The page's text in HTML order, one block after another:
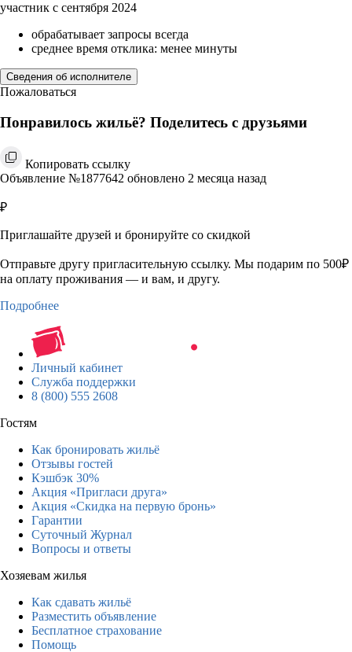
участник с сентября 2024
обрабатывает запросы всегда
среднее время отклика: менее минуты
Сведения об исполнителе
Пожаловаться
Понравилось жильё? Поделитесь с друзьями
Копировать ссылку
Объявление №1877642 обновлено 2 месяца назад
₽
Приглашайте друзей и бронируйте со скидкой
Отправьте другу пригласительную ссылку. Мы подарим по 500₽
на оплату проживания — и вам, и другу.
Подробнее
Личный кабинет
Служба поддержки
8 (800) 555 2608
Гостям
Как бронировать жильё
Отзывы гостей
Кэшбэк 30%
Акция «Пригласи друга»
Акция «Скидка на первую бронь»
Гарантии
Суточный Журнал
Вопросы и ответы
Хозяевам жилья
Как сдавать жильё
Разместить объявление
Бесплатное страхование
Помощь